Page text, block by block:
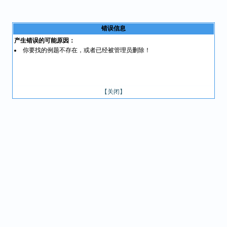
错误信息
产生错误的可能原因：
你要找的例题不存在，或者已经被管理员删除！
【关闭】